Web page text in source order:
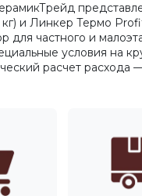
и Линкер Термо
для частного и
условия на
расчет расхода